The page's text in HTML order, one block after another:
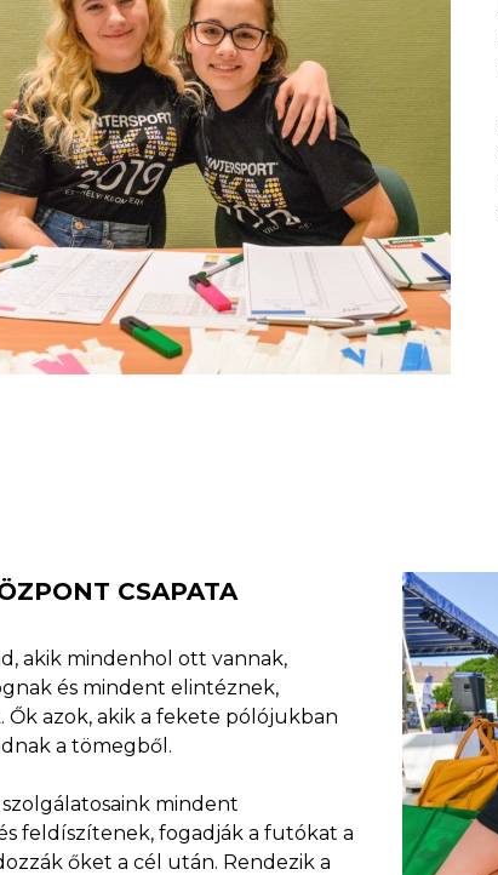
CSAPATA
akik mindenhol ott vannak,
és mindent elintéznek,
Ők azok, akik a fekete pólójukban
a tömegből.
szolgálatosaink mindent
feldíszítenek, fogadják a futókat a
őket a cél után. Rendezik a